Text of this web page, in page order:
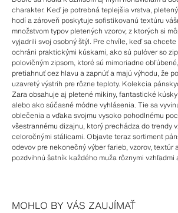
charakter. Keď je potrebná teplejšia vrstva,
hodí a zároveň poskytuje sofistikovanú textúru
množstvom typov pletených vzorov, z ktorých si
vyjadrili svoj osobný štýl. Pre chvíle, keď sa
ochráni praktickými kúskami, ako sú pulóver so
polovičným zipsom, ktoré sú mimoriadne
pretiahnuť cez hlavu a zapnúť a majú výhodu, že
uzavretý výstrih pre rôzne teploty. Kolekcia
Zara obsahuje aj pletené mikiny, fantastické
alebo ako súčasné módne vyhlásenia. Tie sa
oblečenia a vďaka svojmu vysoko pohodlnému
všestrannému dizajnu, ktorý prechádza do trendy
celoročnými stálicami. Objavte teraz sortiment
odevov pre nekonečný výber farieb, vzorov, textúr
pozdvihnú šatník každého muža rôznymi vzhľadmi
MOHLO BY VÁS ZAUJÍMAŤ